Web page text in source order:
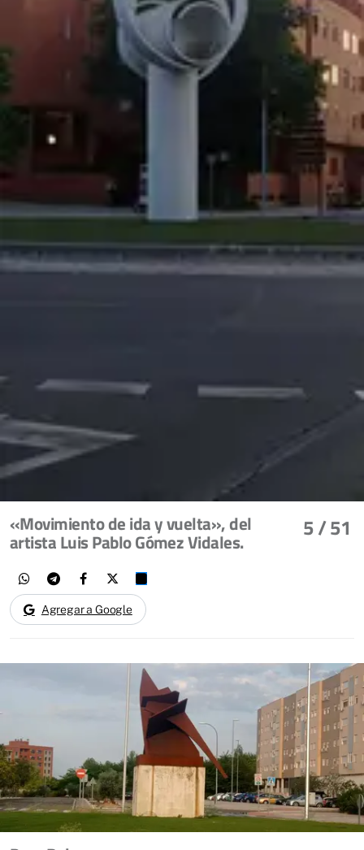
5/ 51
«Movimiento de ida y vuelta», del
artista Luis Pablo Gómez Vidales.
Agregar a Google